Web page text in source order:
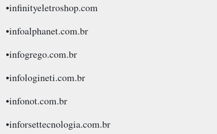
•infinityeletroshop.com
•infoalphanet.com.br
•infogrego.com.br
•infologineti.com.br
•infonot.com.br
•inforsettecnologia.com.br